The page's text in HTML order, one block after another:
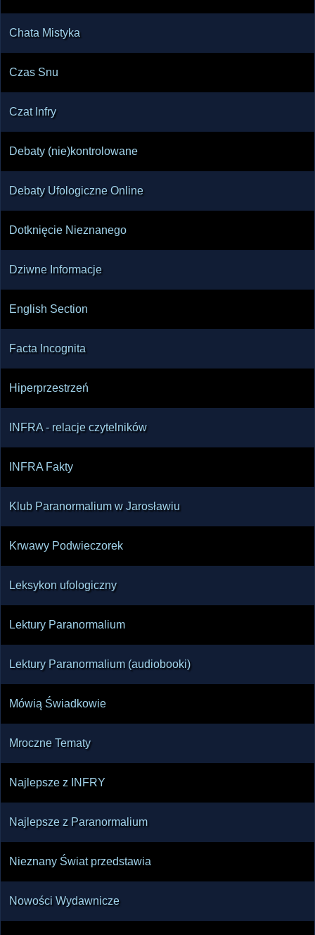
Chata Mistyka
Czas Snu
Czat Infry
Debaty (nie)kontrolowane
Debaty Ufologiczne Online
Dotknięcie Nieznanego
Dziwne Informacje
English Section
Facta Incognita
Hiperprzestrzeń
INFRA - relacje czytelników
INFRA Fakty
Klub Paranormalium w Jarosławiu
Krwawy Podwieczorek
Leksykon ufologiczny
Lektury Paranormalium
Lektury Paranormalium (audiobooki)
Mówią Świadkowie
Mroczne Tematy
Najlepsze z INFRY
Najlepsze z Paranormalium
Nieznany Świat przedstawia
Nowości Wydawnicze